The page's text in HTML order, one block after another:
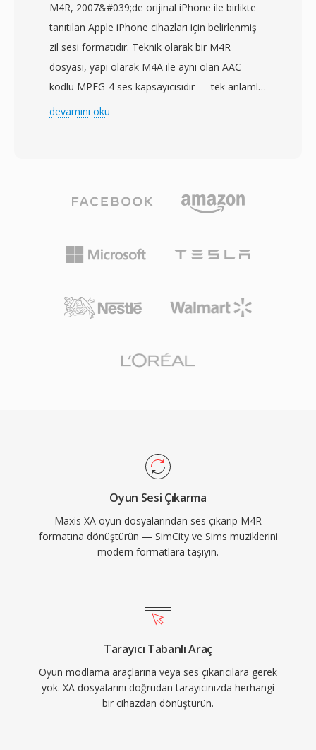
yaklaşım, kod çözmeyi hesaplama açısından
ucuz tutarken önemli sıkıştırma sağlar — CPU
simülasyona ayıran oyunlar için önemli bir
husus. Format, 2000&#039;lerin başına kadar
SimCity 4, The Sims ve diğer Maxis oyunlarında
oyun varlığı çıkarıcıları aracılığıyla mümkündür.
Geliştiriciler için pratik bir avantajı, XA
durdurmadan diskten akışla oynatılabilmesiydi
arka plan müziği sağlıyordu. Oyun korumacıları
için XA, klasik Maxis oyun varlıkları açıldığında
M4R, 2007&#039;de orijinal iPhone ile birlikte
tanıtılan Apple iPhone cihazları için belirlenmiş
zil sesi formatıdır. Teknik olarak bir M4R
dosyası, yapı olarak M4A ile aynı olan AAC
kodlu MPEG-4 ses kapsayıcısıdır — tek anlamlı
farklar dosya uzantısı ve iOS tarafından
üretmesini sağlamıştır; ayrı uzantı işe normal
görünmesini ve tam tersini engeller. M4R
oluşturmak, kısa bir ses klibini AAC olarak
dosyayı yeniden adlandırmayı içerir. iTunes
Audacity gibi üçüncü taraf araçlar da bunu
veya AirDrop aracılığıyla herhangi bir
iPhone&#039;a zahmetsiz dağıtım, küçük
dosya boyutlarında bile AAC kodekinden yüksek
kaliteli oynatma ve anında arayan kimliği için
belirli kişilere bireysel zil sesleri atama imkanı
devamını oku
Oyun Sesi Çıkarma
Maxis XA oyun dosyalarından ses çıkarıp M4R
formatına dönüştürün — SimCity ve Sims müziklerini
modern formatlara taşıyın.
Tarayıcı Tabanlı Araç
Oyun modlama araçlarına veya ses çıkarıcılara gerek
yok. XA dosyalarını doğrudan tarayıcınızda herhangi
bir cihazdan dönüştürün.